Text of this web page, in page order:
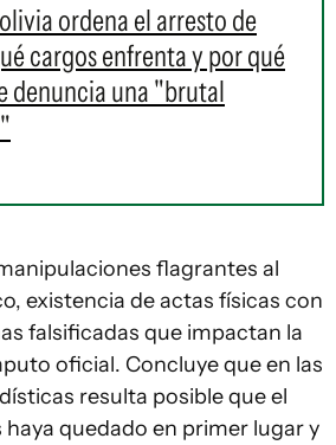
ordena el arresto de
cargos enfrenta y por qué
denuncia una "brutal
flagrantes al
existencia de actas físicas con
falsificadas que impactan la
oficial. Concluye que en las
resulta posible que el
quedado en primer lugar y